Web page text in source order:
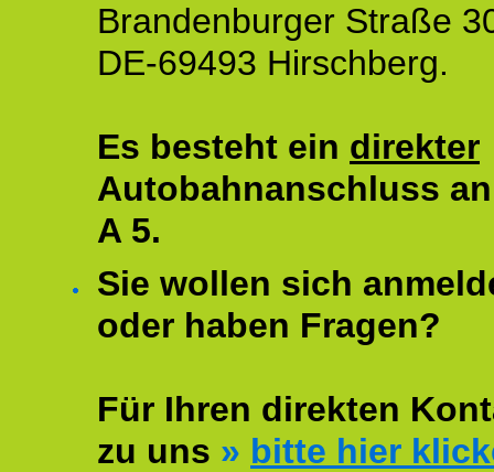
Brandenburger Straße
DE-69493 Hirschberg.
Es besteht ein direkter
Autobahnanschluss
A 5.
Sie wollen sich
oder haben Fragen?
Für Ihren direkten
zu uns » bitte hier